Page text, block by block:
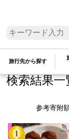
旅行先から探す
検索結果一
参考寄附